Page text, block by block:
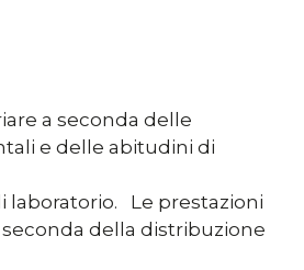
a seconda delle
e delle abitudini di
laboratorio.   Le prestazioni
della distribuzione